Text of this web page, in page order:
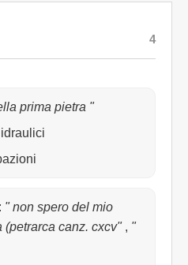
prima pietra "
: " non spero del mio
(petrarca canz. cxcv" , "
4